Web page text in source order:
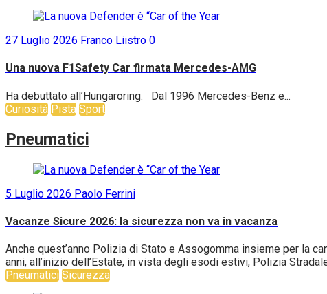
27 Luglio 2026 Franco Liistro 0
Una nuova F1Safety Car firmata Mercedes-AMG
Ha debuttato all’Hungaroring. Dal 1996 Mercedes-Benz e...
Curiosità Pista Sport
Pneumatici
5 Luglio 2026 Paolo Ferrini
Vacanze Sicure 2026: la sicurezza non va in vacanza
Anche quest’anno Polizia di Stato e Assogomma insieme per la
anni, all’inizio dell’Estate, in vista degli esodi estivi, Polizia
Pneumatici Sicurezza